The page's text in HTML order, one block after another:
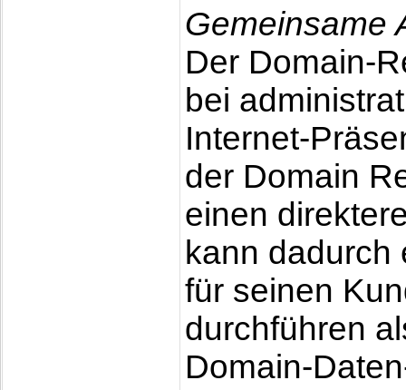
Gemeinsame
Der Domain-
bei
Internet-
der Domain
einen
kann dadurch
für seinen
durchführen
Domain-